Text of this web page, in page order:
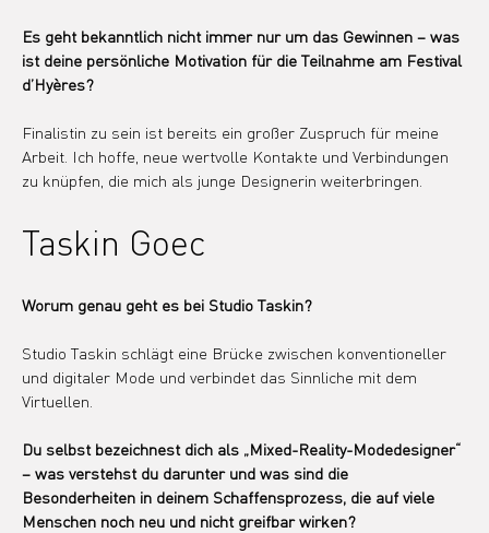
Es geht bekanntlich nicht immer nur um das Gewinnen – was
ist deine persönliche Motivation für die Teilnahme am Festival
d’Hyères?
Finalistin zu sein ist bereits ein großer Zuspruch für meine
Arbeit. Ich hoffe, neue wertvolle Kontakte und Verbindungen
zu knüpfen, die mich als junge Designerin weiterbringen.
Taskin Goec
Worum genau geht es bei Studio Taskin?
Studio Taskin schlägt eine Brücke zwischen konventioneller
und digitaler Mode und verbindet das Sinnliche mit dem
Virtuellen.
Du selbst bezeichnest dich als „Mixed-Reality-Modedesigner“
– was verstehst du darunter und was sind die
Besonderheiten in deinem Schaffensprozess, die auf viele
Menschen noch neu und nicht greifbar wirken?